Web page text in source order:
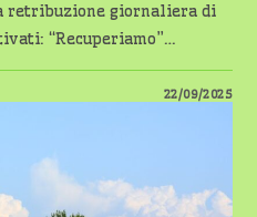
retribuzione giornaliera di
“Recuperiamo”…
22/09/2025